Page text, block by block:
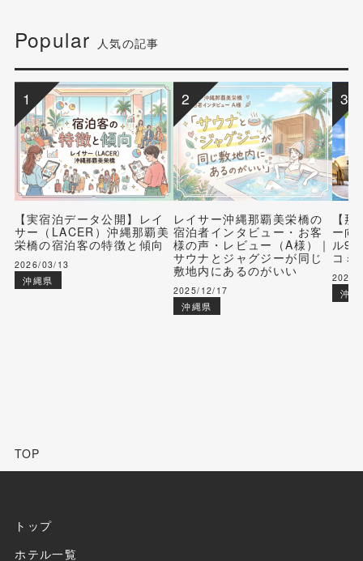
Popular 人気の記事
1
【実宿泊データ公開】レイ
サー（LACER）沖縄那覇美
栄橋の宿泊客の特徴と傾向
2026/03/13
沖縄県
2
レイサー沖縄那覇美栄橋の
宿泊者インタビュー・お客
様の声・レビュー（A様）｜
サウナとジャグジーが同じ
敷地内にあるのがいい
2025/12/17
沖縄県
3
【
ー向
ル9
コミ
2025/
沖縄
TOP
トップ
ホテル一覧